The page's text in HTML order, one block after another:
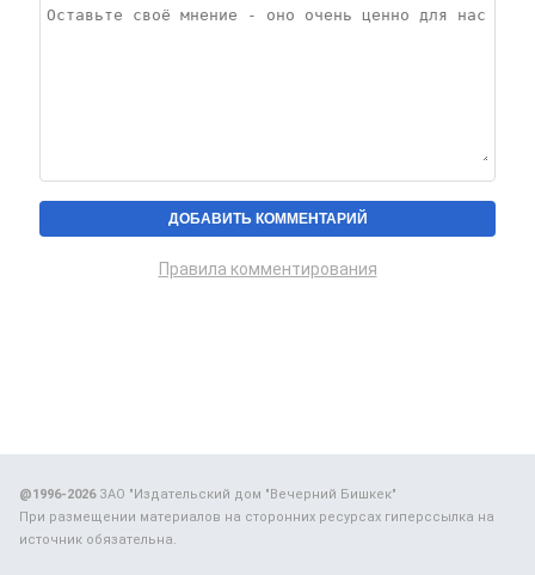
Правила комментирования
@1996-2026ЗАО "Издательский дом "Вечерний Бишкек"
При размещении материалов на сторонних ресурсах гиперссылка на
источник обязательна.